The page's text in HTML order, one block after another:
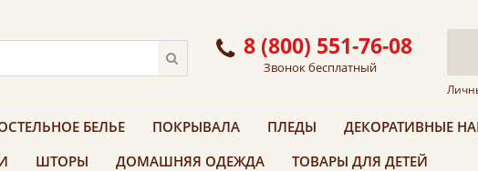
8 (800) 551-76-08
Звонок бесплатный
БЕЛЬЕ ПОКРЫВАЛА ПЛЕДЫ
ДЕКОРАТИВНЫЕ
ШТОРЫ ДОМАШНЯЯ ОДЕЖДА ТОВАРЫ ДЛЯ ДЕТЕЙ